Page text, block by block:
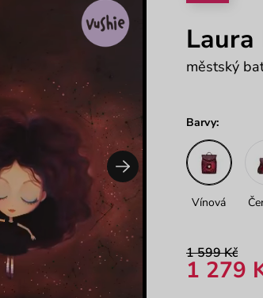
Laura
městský
Barvy:
Vínová
1 599 Kč
1 279